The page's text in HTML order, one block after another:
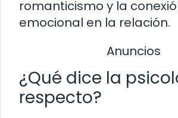
romanticismo y la
emocional en la relación.
Anuncios
¿Qué dice la
respecto?